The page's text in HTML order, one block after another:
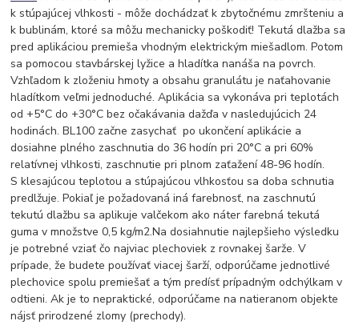
k stúpajúcej vlhkosti - môže dochádzať k zbytočnému zmršteniu a
k bublinám, ktoré sa môžu mechanicky poškodiť! Tekutá dlažba sa
pred aplikáciou premieša vhodným elektrickým miešadlom. Potom
sa pomocou stavbárskej lyžice a hladítka nanáša na povrch.
Vzhľadom k zloženiu hmoty a obsahu granulátu je naťahovanie
hladítkom veľmi jednoduché. Aplikácia sa vykonáva pri teplotách
od +5°C do +30°C bez očakávania dažďa v nasledujúcich 24
hodinách. BL100 začne zasychať po ukončení aplikácie a
dosiahne plného zaschnutia do 36 hodín pri 20°C a pri 60%
relatívnej vlhkosti, zaschnutie pri plnom zaťažení 48-96 hodín.
S klesajúcou teplotou a stúpajúcou vlhkosťou sa doba schnutia
predlžuje. Pokiaľ je požadovaná iná farebnosť, na zaschnutú
tekutú dlažbu sa aplikuje valčekom ako náter farebná tekutá
guma v množstve 0,5 kg/m2.Na dosiahnutie najlepšieho výsledku
je potrebné vziať čo najviac plechoviek z rovnakej šarže. V
prípade, že budete používať viacej šarží, odporúčame jednotlivé
plechovice spolu premiešať a tým predísť prípadným odchýlkam v
odtieni. Ak je to nepraktické, odporúčame na natieranom objekte
nájsť prirodzené zlomy (prechody).